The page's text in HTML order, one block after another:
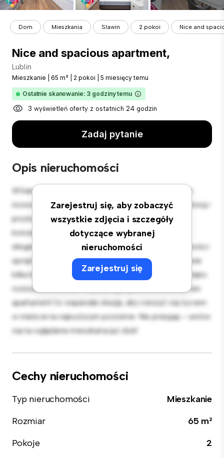
Dom Mieszkania Slawin 2 pokoi Nice and
Nice and spacious apartment,
Lublin
Mieszkanie 65 m² 2 pokoi 5 miesięcy temu
Ostatnie skanowanie: 3 godziny temu
3 wyświetleń oferty z ostatnich 24 godzin
Zadaj pytanie
Opis nieruchomości
Zarejestruj się, aby zobaczyć
wszystkie zdjęcia i szczegóły
dotyczące wybranej
nieruchomości
Zarejestruj się
Witamy w Twojej nowej miejskiej oazie w Lublin! Ten
nowoczesny apartament z 2 sypialniami oferuje stylową i
przytulną przestrzeń do zamieszkania. Otwarta
koncepcja układu idealnie nadaje się do rozrywki, a
elegancka kuchnia jest wyposażona w najwyższej jakości
sprzęt. Dzięki doskonałej lokalizacji będziesz zaledwie
kilka kroków od najlepszych restauracji, sklepów i miejsc
rozrywki w mieście. W przystępnej cenie 2 500 zł, ten
apartament to wspaniała okazja, aby cieszyć się życiem
w mieście na najwyższym poziomie. Nie przegap – umów
się na oglądanie mieszkania już dziś!
Cechy nieruchomości
Typ nieruchomości
Mieszkanie
Rozmiar
65 m²
Pokoje
2